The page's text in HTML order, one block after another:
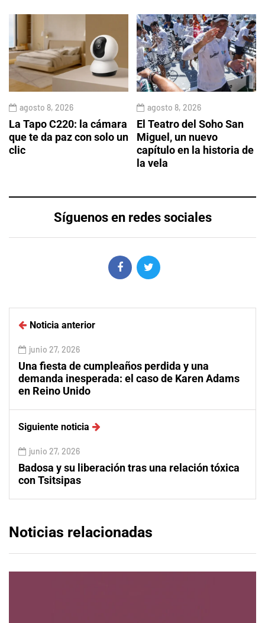
agosto 8, 2026
La Tapo C220: la cámara
que te da paz con solo un
clic
agosto 8, 2026
El Teatro del Soho San
Miguel, un nuevo
capítulo en la historia de
la vela
Síguenos en redes sociales
Noticia anterior
junio 27, 2026
Una fiesta de cumpleaños perdida y una
demanda inesperada: el caso de Karen Adams
en Reino Unido
Siguiente noticia
junio 27, 2026
Badosa y su liberación tras una relación tóxica
con Tsitsipas
Noticias relacionadas